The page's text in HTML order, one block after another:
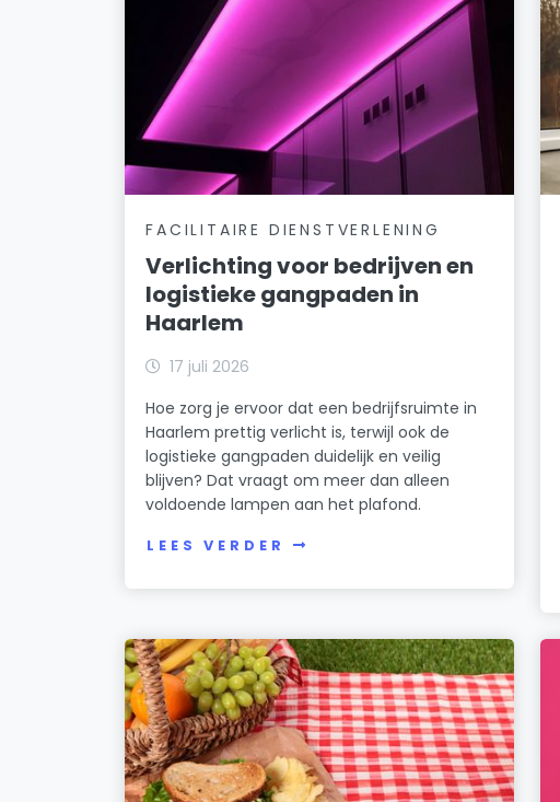
FACILITAIRE DIENSTVERLENING
Verlichting voor bedrijven en
logistieke gangpaden in
Haarlem
17 juli 2026
Hoe zorg je ervoor dat een bedrijfsruimte in
Haarlem prettig verlicht is, terwijl ook de
logistieke gangpaden duidelijk en veilig
blijven? Dat vraagt om meer dan alleen
voldoende lampen aan het plafond.
LEES VERDER